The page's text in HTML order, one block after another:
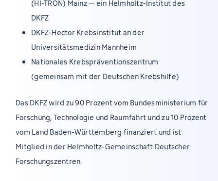
(HI-TRON) Mainz – ein Helmholtz-Institut des
DKFZ
DKFZ-Hector Krebsinstitut an der
Universitätsmedizin Mannheim
Nationales Krebspräventionszentrum
(gemeinsam mit der Deutschen Krebshilfe)
Das DKFZ wird zu 90 Prozent vom Bundesministerium für
Forschung, Technologie und Raumfahrt und zu 10 Prozent
vom Land Baden-Württemberg finanziert und ist
Mitglied in der Helmholtz-Gemeinschaft Deutscher
Forschungszentren.